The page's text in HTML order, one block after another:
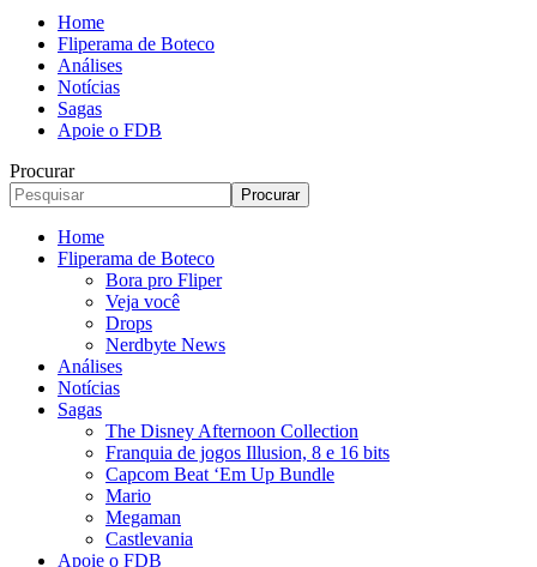
Home
Fliperama de Boteco
Análises
Notícias
Sagas
Apoie o FDB
Procurar
Home
Fliperama de Boteco
Bora pro Fliper
Veja você
Drops
Nerdbyte News
Análises
Notícias
Sagas
The Disney Afternoon Collection
Franquia de jogos Illusion, 8 e 16 bits
Capcom Beat ‘Em Up Bundle
Mario
Megaman
Castlevania
Apoie o FDB